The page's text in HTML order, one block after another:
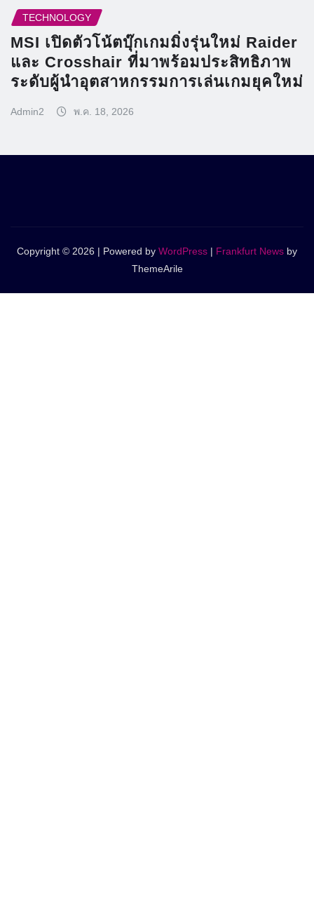
TECHNOLOGY
MSI เปิดตัวโน้ตบุ๊กเกมมิ่งรุ่นใหม่ Raider
และ Crosshair ที่มาพร้อมประสิทธิภาพ
ระดับผู้นำอุตสาหกรรมการเล่นเกมยุคใหม่
Admin2 พ.ค. 18, 2026
Copyright © 2026 | Powered by WordPress | Frankfurt News by
ThemeArile